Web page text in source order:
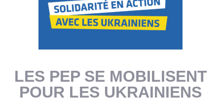
LES PEP SE MOBILISENT
POUR LES UKRAINIENS